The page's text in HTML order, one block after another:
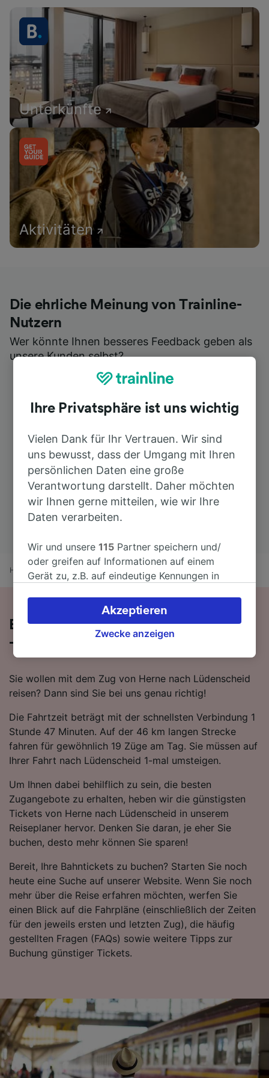
Unterkünfte
Aktivitäten
Die ehrliche Meinung von Trainline-
Nutzern
Wer könnte Ihnen besseres Feedback geben als
unsere Kunden selbst?
Home Bahnfahrplan Herne nach Lüdenscheid
Bequem von Herne nach Lüdenscheid
- nehmen Sie den Zug!
Sie wollen mit dem Zug von Herne nach Lüdenscheid
reisen? Dann sind Sie bei uns genau richtig!
Die Fahrtzeit beträgt mit der schnellsten Verbindung 1
Stunde 47 Minuten. Auf der 46 km langen Strecke
fahren für gewöhnlich 19 Züge am Tag. Sie müssen auf
Ihrer Fahrt nach Lüdenscheid 1-mal umsteigen.
Um Ihnen dabei behilflich zu sein, die besten
Zugangebote zu erhalten, heben wir die günstigsten
Tickets von Herne nach Lüdenscheid in unserem
Reiseplaner hervor. Denken Sie daran, je eher Sie
buchen, desto mehr können Sie sparen!
Bereit, Ihre Bahntickets zu buchen? Starten Sie noch
heute eine Suche auf unserer Website. Wenn Sie noch
mehr über die Reise erfahren möchten, werfen Sie
einen Blick auf die Fahrpläne (einschließlich der Zeiten
für den jeweils ersten und letzten Zug), die häufig
gestellten Fragen (FAQs) sowie weitere Tipps zur
Buchung günstiger Tickets.
Ihre Privatsphäre ist uns wichtig
Vielen Dank für Ihr Vertrauen. Wir sind
uns bewusst, dass der Umgang mit Ihren
persönlichen Daten eine große
Verantwortung darstellt. Daher möchten
wir Ihnen gerne mitteilen, wie wir Ihre
Daten verarbeiten.
Wir und unsere115 Partner speichern und/
oder greifen auf Informationen auf einem
Gerät zu, z.B. auf eindeutige Kennungen in
verarbeiten. Sie können Ihre Präferenzen
akzeptieren oder verwalten, einschließlich
Ihres Widerspruchsrechts bei berechtigtem
Datenschutzrichtlinie. Diese Präferenzen
werden unseren Partnern signalisiert und
Daten werden nicht für Tracking-Zwecke
verwendet, wenn Sie uns gebeten haben, Ihr
Surfverhalten nicht zu verfolgen.
Folgendes bereitzustellen:
Verwendung genauer Standortdaten.
Endgeräteeigenschaften zur Identifikation
aktiv abfragen. Speichern von oder Zugriff auf
Informationen auf einem Endgerät.
Personalisierte Werbung und Inhalte, Messung
von Werbeleistung und der Performance von
Inhalten, Zielgruppenforschung sowie
Entwicklung und Verbesserung von
Angeboten.
Liste der Partner (Lieferanten)
Zwecke anzeigen
Akzeptieren